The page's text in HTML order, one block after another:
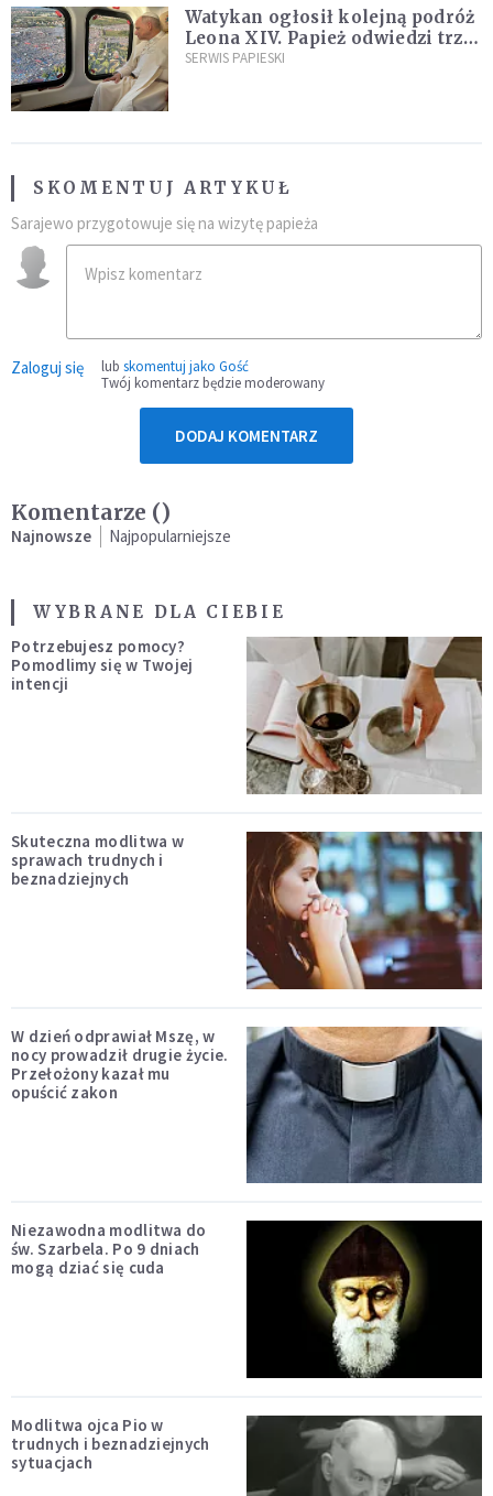
Watykan ogłosił kolejną podróż
Leona XIV. Papież odwiedzi trzy
kraje Ameryki Południowej
SERWIS PAPIESKI
SKOMENTUJ ARTYKUŁ
Sarajewo przygotowuje się na wizytę papieża
Zaloguj się lub skomentuj jako Gość
Twój komentarz będzie moderowany
DODAJ KOMENTARZ
Komentarze ()
Najnowsze Najpopularniejsze
WYBRANE DLA CIEBIE
Potrzebujesz pomocy?
Pomodlimy się w Twojej
intencji
Skuteczna modlitwa w
sprawach trudnych i
beznadziejnych
W dzień odprawiał Mszę, w
nocy prowadził drugie życie.
Przełożony kazał mu
opuścić zakon
Niezawodna modlitwa do
św. Szarbela. Po 9 dniach
mogą dziać się cuda
Modlitwa ojca Pio w
trudnych i beznadziejnych
sytuacjach